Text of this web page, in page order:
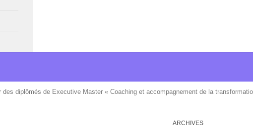
des diplômés de Executive Master « Coaching et accompagnement de la
ARCHIVES